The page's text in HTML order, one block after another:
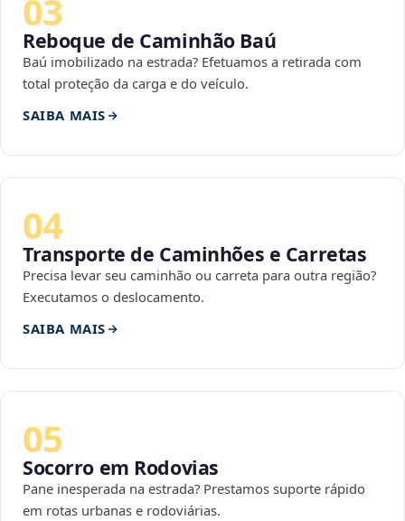
03
Reboque de Caminhão Baú
Baú imobilizado na estrada? Efetuamos a retirada com
total proteção da carga e do veículo.
SAIBA MAIS
04
Transporte de Caminhões e Carretas
Precisa levar seu caminhão ou carreta para outra região?
Executamos o deslocamento.
SAIBA MAIS
05
Socorro em Rodovias
Pane inesperada na estrada? Prestamos suporte rápido
em rotas urbanas e rodoviárias.